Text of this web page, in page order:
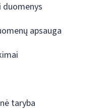
apsauga
taryba